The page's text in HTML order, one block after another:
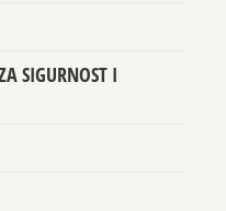
SIGURNOST I